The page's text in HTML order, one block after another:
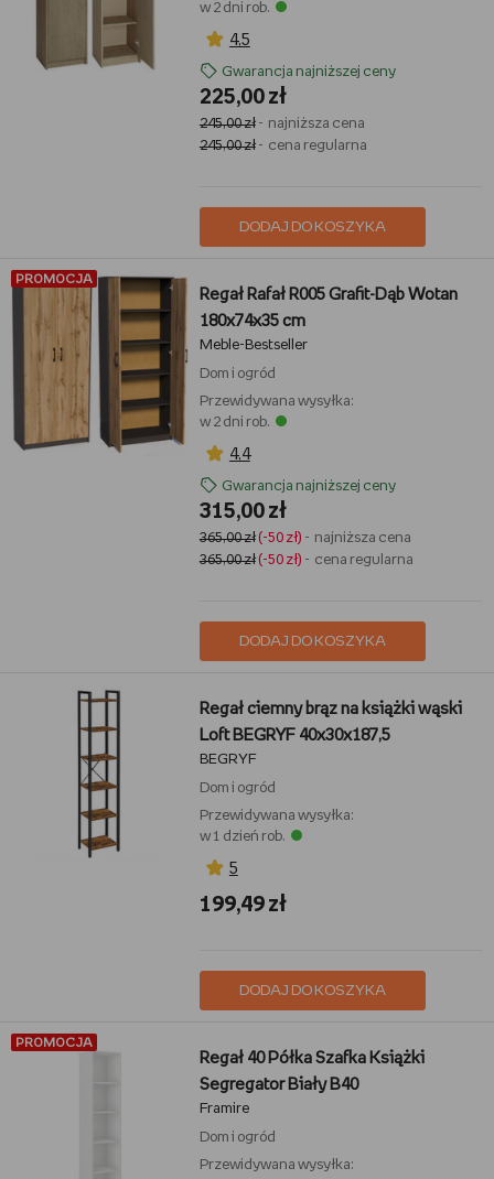
w 2 dni rob.
4,5
Gwarancja najniższej ceny
225,00 zł
245,00 zł- najniższa cena
245,00 zł- cena regularna
DODAJ DO KOSZYKA
PROMOCJA
Regał Rafał R005 Grafit-Dąb Wotan
180x74x35 cm
Meble-Bestseller
Dom i ogród
Przewidywana wysyłka:
w 2 dni rob.
4,4
Gwarancja najniższej ceny
315,00 zł
365,00 zł(-50 zł) - najniższa cena
365,00 zł(-50 zł) - cena regularna
DODAJ DO KOSZYKA
Regał ciemny brąz na książki wąski
Loft BEGRYF 40x30x187,5
BEGRYF
Dom i ogród
Przewidywana wysyłka:
w 1 dzień rob.
5
199,49 zł
DODAJ DO KOSZYKA
PROMOCJA
Regał 40 Półka Szafka Książki
Segregator Biały B40
Framire
Dom i ogród
Przewidywana wysyłka: